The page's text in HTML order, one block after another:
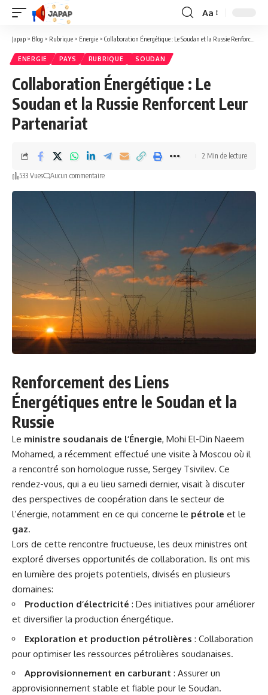
Redimensionner
la
Aa
Japap > Blog > Rubrique > Energie > Collaboration Énergétique : Le Soudan et la Russie Renforcent Leur Partenariat
ENERGIE PAYS RUBRIQUE SOUDAN
Collaboration Énergétique : Le
Soudan et la Russie Renforcent Leur
Partenariat
533 Vues Aucun commentaire
2 Min de lecture
Renforcement des Liens
Énergétiques entre le Soudan et la
Russie
Le ministre soudanais de l’Énergie, Mohi El-Din Naeem
Mohamed, a récemment effectué une visite à Moscou où il
a rencontré son homologue russe, Sergey Tsivilev. Ce
rendez-vous, qui a eu lieu samedi dernier, visait à discuter
des perspectives de coopération dans le secteur de
l’énergie, notamment en ce qui concerne le pétrole et le
gaz.
Lors de cette rencontre fructueuse, les deux ministres ont
exploré diverses opportunités de collaboration. Ils ont mis
en lumière des projets potentiels, divisés en plusieurs
domaines:
Production d’électricité : Des initiatives pour améliorer
et diversifier la production énergétique.
Exploration et production pétrolières : Collaboration
pour optimiser les ressources pétrolières soudanaises.
Approvisionnement en carburant : Assurer un
approvisionnement stable et fiable pour le Soudan.